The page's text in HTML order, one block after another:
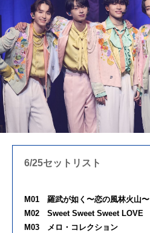
6/25セットリスト
M01 羅武が如く〜恋の風林火山〜
M02 Sweet Sweet Sweet LOVE
M03 メロ・コレクション